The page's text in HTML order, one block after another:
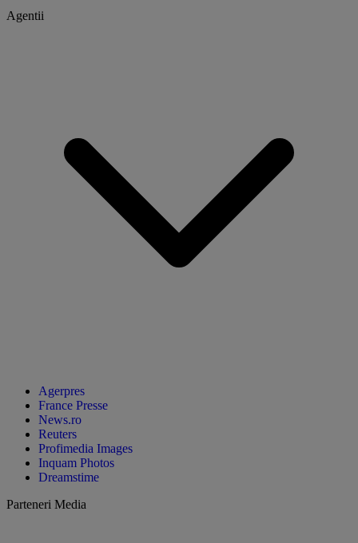
Agentii
Agerpres
France Presse
News.ro
Reuters
Profimedia Images
Inquam Photos
Dreamstime
Parteneri Media